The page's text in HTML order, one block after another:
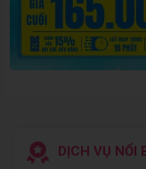
DỊCH VỤ NỔI